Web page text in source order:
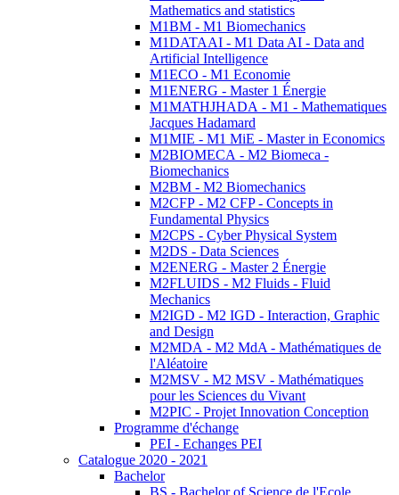
Mathematics and statistics
M1BM - M1 Biomechanics
M1DATAAI - M1 Data AI - Data and
Artificial Intelligence
M1ECO - M1 Economie
M1ENERG - Master 1 Énergie
M1MATHJHADA - M1 - Mathematiques
Jacques Hadamard
M1MIE - M1 MiE - Master in Economics
M2BIOMECA - M2 Biomeca -
Biomechanics
M2BM - M2 Biomechanics
M2CFP - M2 CFP - Concepts in
Fundamental Physics
M2CPS - Cyber Physical System
M2DS - Data Sciences
M2ENERG - Master 2 Énergie
M2FLUIDS - M2 Fluids - Fluid
Mechanics
M2IGD - M2 IGD - Interaction, Graphic
and Design
M2MDA - M2 MdA - Mathématiques de
l'Aléatoire
M2MSV - M2 MSV - Mathématiques
pour les Sciences du Vivant
M2PIC - Projet Innovation Conception
Programme d'échange
PEI - Echanges PEI
Catalogue 2020 - 2021
Bachelor
BS - Bachelor of Science de l'Ecole